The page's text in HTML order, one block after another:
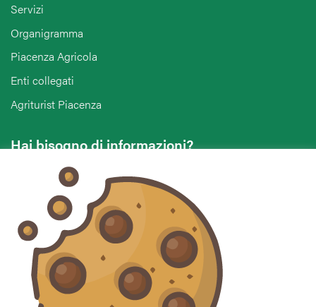
Servizi
Organigramma
Piacenza Agricola
Enti collegati
Agriturist Piacenza
Hai bisogno di informazioni?
Vuoi contattarci per ricevere assistenza, lasciare un
commento o chiedere informazioni?
CONTATTACI
Seguici sui social